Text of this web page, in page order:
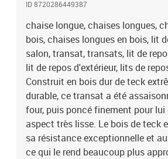
confort ainsi, et deux accoudoirs
reposer vos bras. Remarque : afin de
meubles d'extérieur, nous vous
avec une housse imperméable.Matériau :
poncé avec finition à base d’eau, acier
x 59,5 cm (L x l)Largeur du siège : 51,5
le sol : 35 cmHauteur des accoudoirs à
cmHauteur du dossier : 82,5 cmDossier
positionsL'assemblage est requisLa
longue
ID 8720286449387
chaise longue, chaises longues,
bois, chaises longues en bois, lit
salon, transat, transats, lit de
lit de repos d'extérieur, lits de
Construit en bois dur de teck
durable, ce transat a été
four, puis poncé finement pour lui
aspect très lisse. Le bois de teck
sa résistance exceptionnelle et
ce qui le rend beaucoup plus